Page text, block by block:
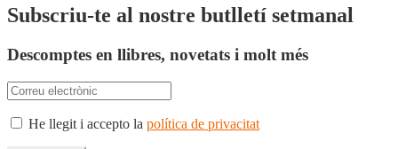
Subscriu-te al nostre butlletí setmanal
Descomptes en llibres, novetats i molt més
He llegit i accepto la política de privacitat